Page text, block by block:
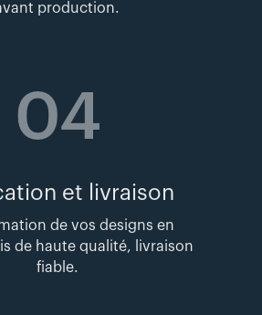
04
production.
et livraison
de vos designs en
de haute qualité, livraison
fiable.